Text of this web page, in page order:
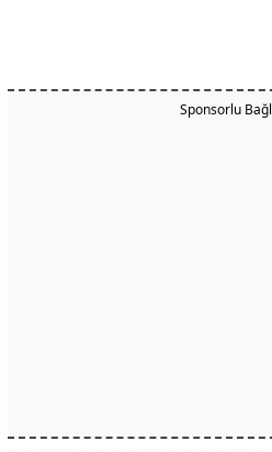
Sponsorlu